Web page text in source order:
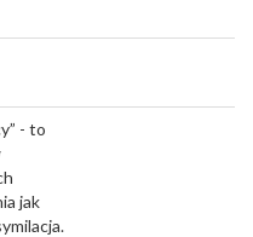
- to
jak